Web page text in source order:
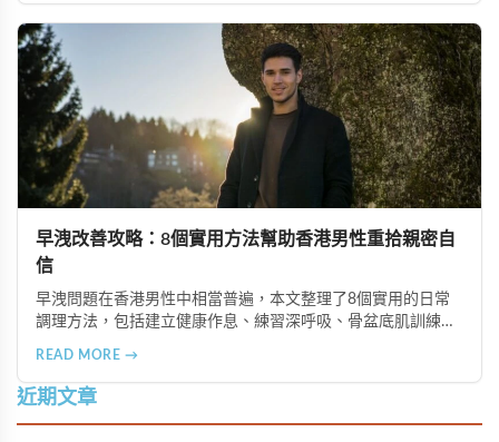
早洩改善攻略：8個實用方法幫助香港男性重拾親密自
信
早洩問題在香港男性中相當普遍，本文整理了8個實用的日常
調理方法，包括建立健康作息、練習深呼吸、骨盆底肌訓練、
選擇建議。
READ MORE →
近期文章